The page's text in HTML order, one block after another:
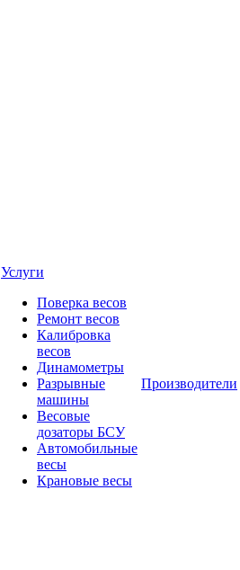
Услуги
Поверка весов
Ремонт весов
Калибровка
весов
Динамометры
Разрывные
машины
Весовые
дозаторы БСУ
Автомобильные
весы
Крановые весы
Производители